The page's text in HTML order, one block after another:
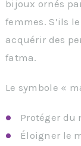
bijoux ornés
femmes. S’ils
acquérir des
fatma.
Le symbole «
Protéger
Éloigner le